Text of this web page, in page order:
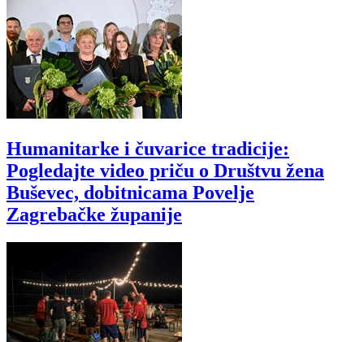
Humanitarke i čuvarice tradicije:
Pogledajte video priču o Društvu žena
Buševec, dobitnicama Povelje
Zagrebačke županije